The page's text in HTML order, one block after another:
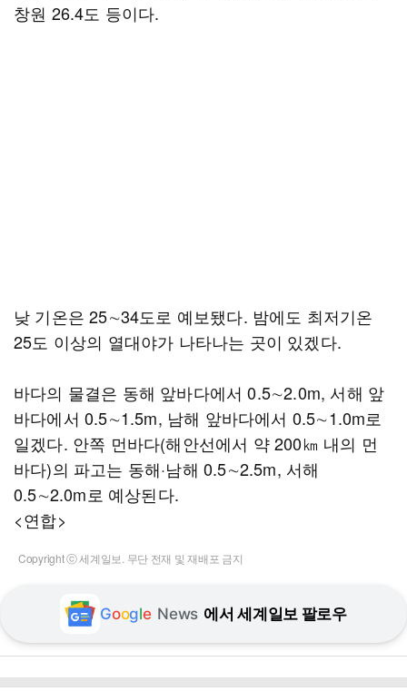
창원 26.4도 등이다.
낮 기온은 25∼34도로 예보됐다. 밤에도 최저기온
25도 이상의 열대야가 나타나는 곳이 있겠다.
바다의 물결은 동해 앞바다에서 0.5∼2.0m, 서해 앞
바다에서 0.5∼1.5m, 남해 앞바다에서 0.5∼1.0m로
일겠다. 안쪽 먼바다(해안선에서 약 200㎞ 내의 먼
바다)의 파고는 동해·남해 0.5∼2.5m, 서해
0.5∼2.0m로 예상된다.
<연합>
Copyright ⓒ 세계일보. 무단 전재 및 재배포 금지
Google News 에서 세계일보 팔로우